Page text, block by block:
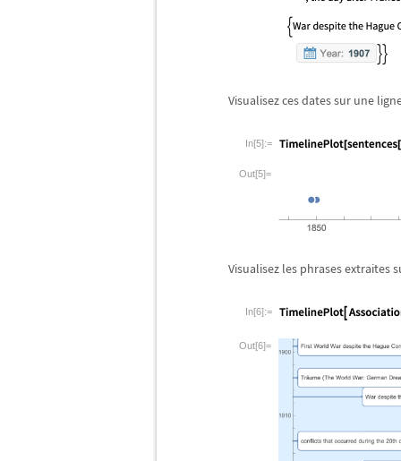
Visualisez ces dates sur une
In[5]:=
Out[5]=
Visualisez les phrases extraites
In[6]:=
Out[6]=